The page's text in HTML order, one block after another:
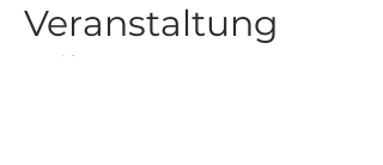
Veranstaltung
teilen